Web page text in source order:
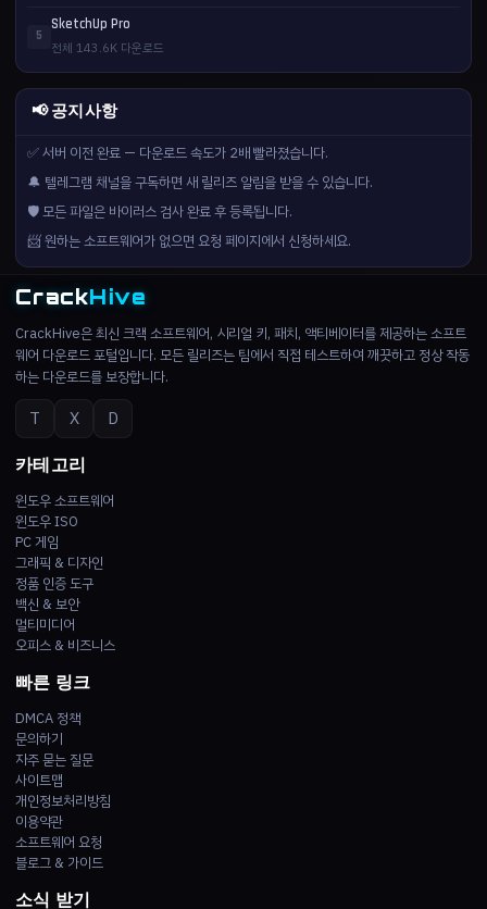
5
SketchUp Pro
전체 143.6K 다운로드
📢 공지사항
✅ 서버 이전 완료 — 다운로드 속도가 2배 빨라졌습니다.
🔔 텔레그램 채널을 구독하면 새 릴리즈 알림을 받을 수 있습니다.
🛡️ 모든 파일은 바이러스 검사 완료 후 등록됩니다.
📨 원하는 소프트웨어가 없으면 요청 페이지에서 신청하세요.
CrackHive
CrackHive은 최신 크랙 소프트웨어, 시리얼 키, 패치, 액티베이터를 제공하는 소프트
웨어 다운로드 포털입니다. 모든 릴리즈는 팀에서 직접 테스트하여 깨끗하고 정상 작동
하는 다운로드를 보장합니다.
T X D
카테고리
윈도우 소프트웨어
윈도우 ISO
PC 게임
그래픽 & 디자인
정품 인증 도구
백신 & 보안
멀티미디어
오피스 & 비즈니스
빠른 링크
DMCA 정책
문의하기
자주 묻는 질문
사이트맵
개인정보처리방침
이용약관
소프트웨어 요청
블로그 & 가이드
소식 받기